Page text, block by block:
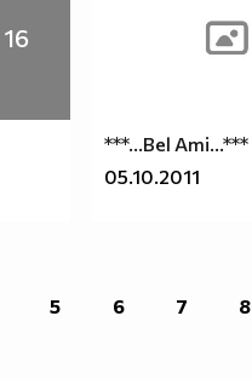
16
***...Bel Ami...***
05.10.2011
5 6 7 8